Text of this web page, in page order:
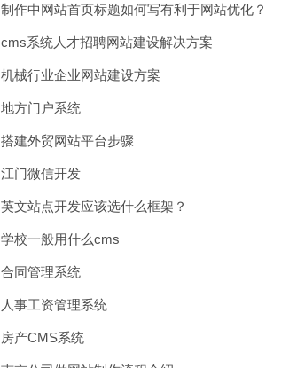
制作中网站首页标题如何写有利于网站优化？
cms系统人才招聘网站建设解决方案
机械行业企业网站建设方案
地方门户系统
搭建外贸网站平台步骤
江门微信开发
英文站点开发应该选什么框架？
学校一般用什么cms
合同管理系统
人事工资管理系统
房产CMS系统